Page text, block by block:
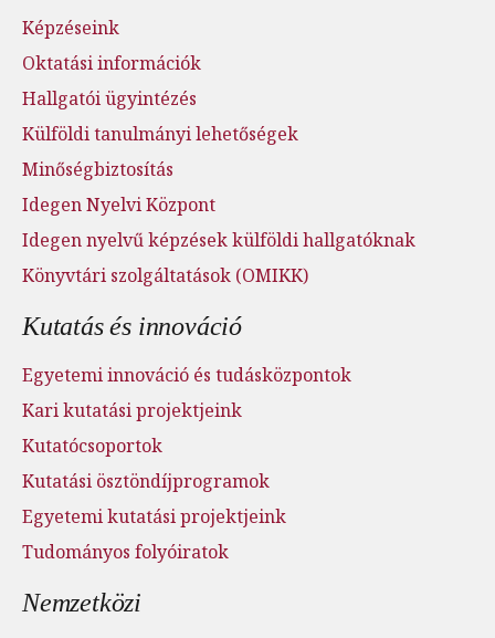
Képzéseink
Oktatási információk
Hallgatói ügyintézés
Külföldi tanulmányi lehetőségek
Minőségbiztosítás
Idegen Nyelvi Központ
Idegen nyelvű képzések külföldi hallgatóknak
Könyvtári szolgáltatások (OMIKK)
Kutatás és innováció
Egyetemi innováció és tudásközpontok
Kari kutatási projektjeink
Kutatócsoportok
Kutatási ösztöndíjprogramok
Egyetemi kutatási projektjeink
Tudományos folyóiratok
Nemzetközi